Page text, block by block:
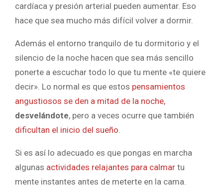
cardíaca y presión arterial pueden aumentar. Eso
hace que sea mucho más difícil volver a dormir.
Además el entorno tranquilo de tu dormitorio y el
silencio de la noche hacen que sea más sencillo
ponerte a escuchar todo lo que tu mente «te quiere
decir». Lo normal es que estos pensamientos
angustiosos se den a mitad de la noche,
desvelándote, pero a veces ocurre que también
dificultan el inicio del sueño
Si es así lo adecuado es que pongas en marcha
algunas actividades relajantes para calmar tu
mente instantes antes de meterte en la cama.